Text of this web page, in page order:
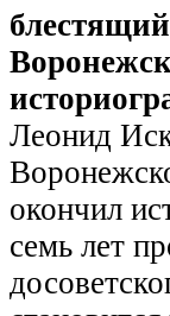
Леонид
окончил
семь лет